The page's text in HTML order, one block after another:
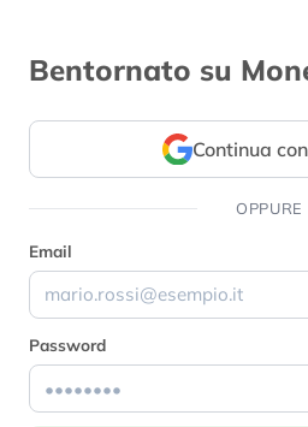
Bentornato su
Continua
OPPURE
Email
Password